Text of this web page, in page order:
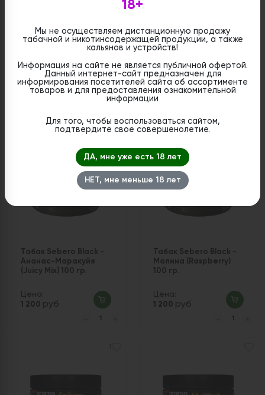
Табак Sebero Black -
(Strawberry Guava)
100 гр.
Табак Sebero Black -
Skittles) 100 гр.
Цена:
Табак Sebero Black -
Ананас-Маракуйя
(Juicy Mix) 100 гр.
Цена:
1 200 руб
Табак Sebero Black -
Малина (Raspberry)
100 гр.
Цена:
1 200 руб
18+
Мы не осуществляем дистанционную продажу
табачной и никотинсодержащей продукции, а также
кальянов и устройств!
Информация на сайте не является публичной офертой.
Данный интернет-сайт предназначен для
информирования посетителей сайта об ассортименте
товаров и для предоставления ознакомительной
информации
Для того, чтобы воспользоваться сайтом,
подтвердите свое совершенолетие.
ДА, мне уже есть 18 лет
НЕТ, мне меньше 18 лет